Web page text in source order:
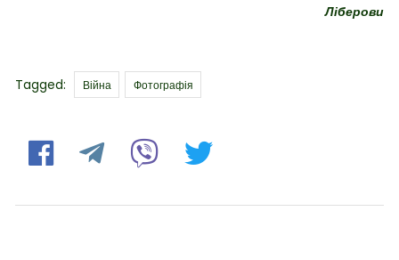
Ліберови
Tagged: Tags
Війна Фотографія